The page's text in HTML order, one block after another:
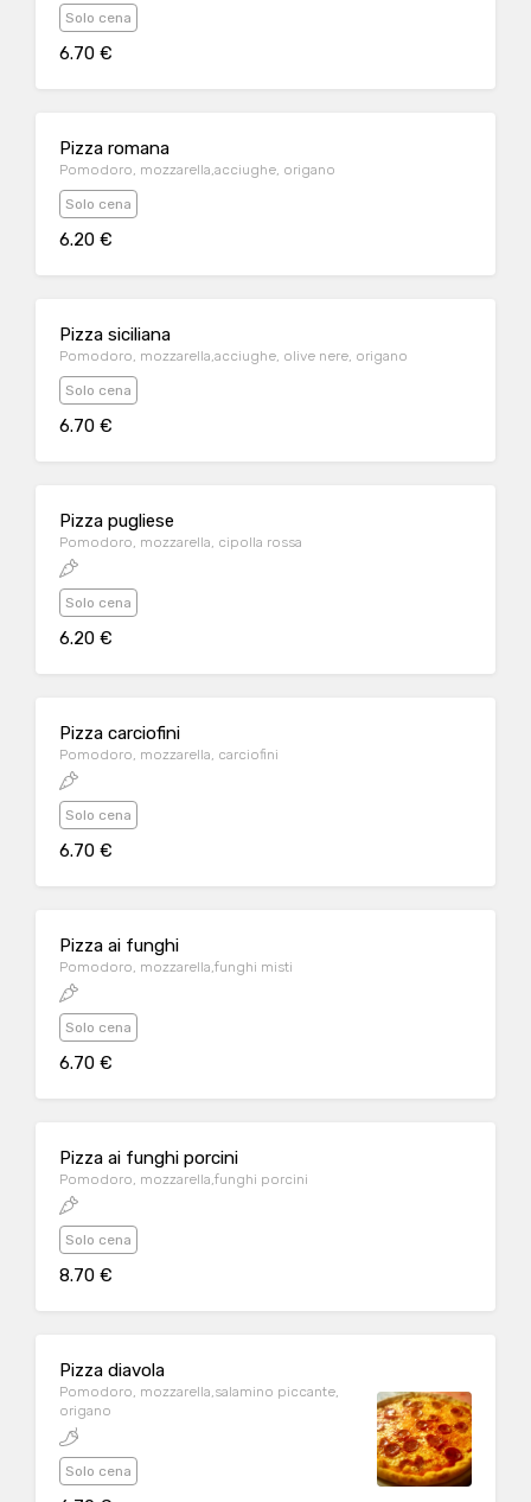
Solo cena
6.70 €
Pizza romana
Pomodoro, mozzarella,acciughe, origano
Solo cena
6.20 €
Pizza siciliana
Pomodoro, mozzarella,acciughe, olive nere, origano
Solo cena
6.70 €
Pizza pugliese
Pomodoro, mozzarella, cipolla rossa
Solo cena
6.20 €
Pizza carciofini
Pomodoro, mozzarella, carciofini
Solo cena
6.70 €
Pizza ai funghi
Pomodoro, mozzarella,funghi misti
Solo cena
6.70 €
Pizza ai funghi porcini
Pomodoro, mozzarella,funghi porcini
Solo cena
8.70 €
Pizza diavola
Pomodoro, mozzarella,salamino piccante,
origano
Solo cena